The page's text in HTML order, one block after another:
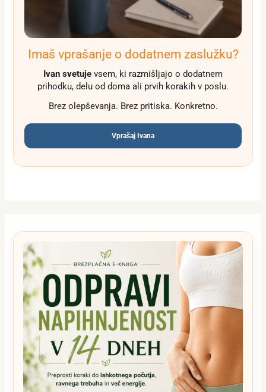
Imaš vprašanje o dodatnem zaslužku?
Ivan svetuje vsem, ki razmišljajo o dodatnem
prihodku, delu od doma ali prvih korakih v poslu.
Brez olepševanja. Brez pritiska. Konkretno.
Vprašaj Ivana